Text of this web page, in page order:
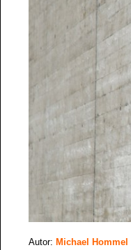
Autor: Michael Hommel